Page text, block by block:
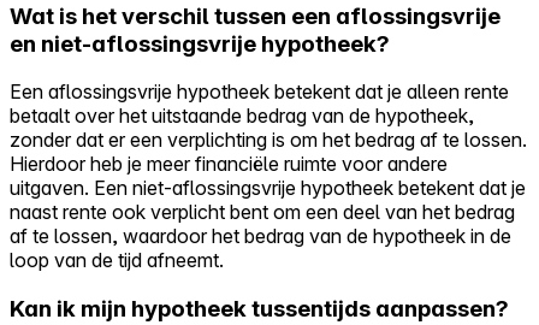
Wat is het verschil tussen een aflossingsvrije
en niet-aflossingsvrije hypotheek?
Een aflossingsvrije hypotheek betekent dat je alleen rente
betaalt over het uitstaande bedrag van de hypotheek,
zonder dat er een verplichting is om het bedrag af te lossen.
Hierdoor heb je meer financiële ruimte voor andere
uitgaven. Een niet-aflossingsvrije hypotheek betekent dat je
naast rente ook verplicht bent om een deel van het bedrag
af te lossen, waardoor het bedrag van de hypotheek in de
loop van de tijd afneemt.
Kan ik mijn hypotheek tussentijds aanpassen?